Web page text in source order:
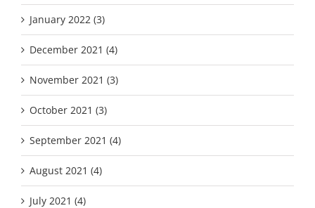
January 2022 (3)
December 2021 (4)
November 2021 (3)
October 2021 (3)
September 2021 (4)
August 2021 (4)
July 2021 (4)